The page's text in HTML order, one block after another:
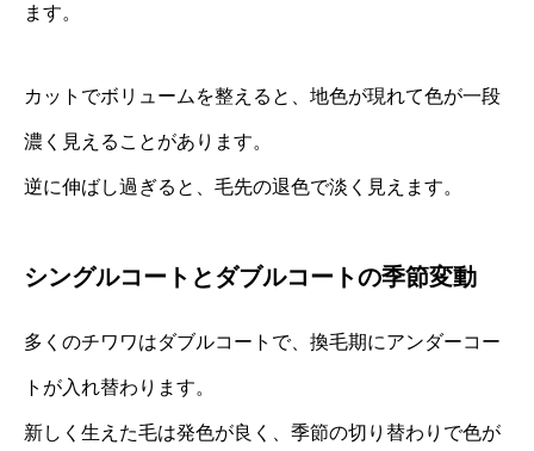
ます。
カットでボリュームを整えると、地色が現れて色が一段
濃く見えることがあります。
逆に伸ばし過ぎると、毛先の退色で淡く見えます。
シングルコートとダブルコートの季節変動
多くのチワワはダブルコートで、換毛期にアンダーコー
トが入れ替わります。
新しく生えた毛は発色が良く、季節の切り替わりで色が